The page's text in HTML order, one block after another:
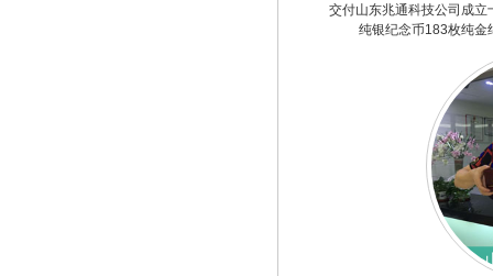
交付山东兆通科技公司成
纯银纪念币183枚纯金